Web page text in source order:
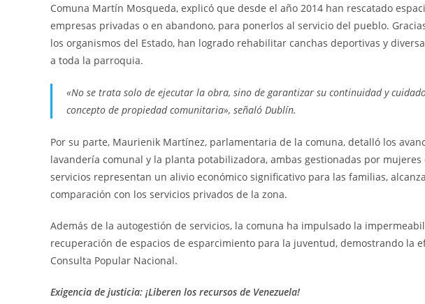
Comuna Martín Mosqueda, explicó que desde el año 2014 han rescatado
empresas privadas o en abandono, para ponerlos al servicio del pueblo.
los organismos del Estado, han logrado rehabilitar canchas deportivas y
a toda la parroquia.
«No se trata solo de ejecutar la obra, sino de garantizar su continuidad y
concepto de propiedad comunitaria», señaló Dublín.
Por su parte, Maurienik Martínez, parlamentaria de la comuna, detalló los
lavandería comunal y la planta potabilizadora, ambas gestionadas por
servicios representan un alivio económico significativo para las familias,
comparación con los servicios privados de la zona.
Además de la autogestión de servicios, la comuna ha impulsado la
recuperación de espacios de esparcimiento para la juventud, demostrando la
Consulta Popular Nacional.
Exigencia de justicia: ¡Liberen los recursos de Venezuela!